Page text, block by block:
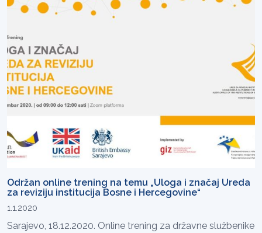
Održan online trening na temu „Uloga i značaj Ureda
za reviziju institucija Bosne i Hercegovine“
1.1.2020
Sarajevo, 18.12.2020. Online trening za državne službenike